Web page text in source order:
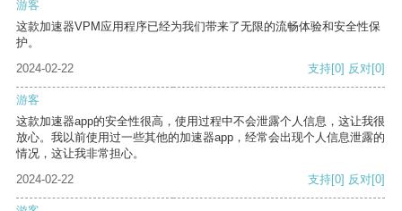
游客
这款加速器VPM应用程序已经为我们带来了无限的流畅体验和安全性保
护。
2024-02-22
支持[0] 反对[0]
游客
这款加速器app的安全性很高，使用过程中不会泄露个人信息，这让我很
放心。我以前使用过一些其他的加速器app，经常会出现个人信息泄露的
情况，这让我非常担心。
2024-02-22
支持[0] 反对[0]